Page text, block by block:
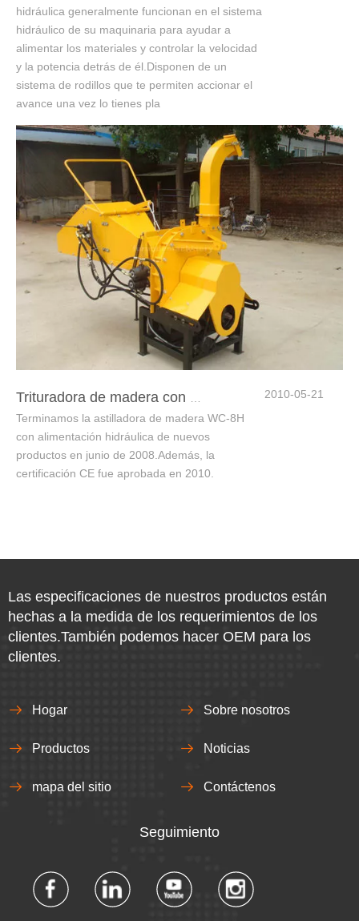
hidráulica generalmente funcionan en el sistema
hidráulico de su maquinaria para ayudar a
alimentar los materiales y controlar la velocidad
y la potencia detrás de él.Disponen de un
sistema de rodillos que te permiten accionar el
avance una vez lo tienes pla
Terminamos la astilladora de madera WC-8H
con alimentación hidráulica de nuevos
productos en junio de 2008.Además, la
certificación CE fue aprobada en 2010.
2010-05-21
Las especificaciones de nuestros productos están
hechas a la medida de los requerimientos de los
clientes.También podemos hacer OEM para los
clientes.
Hogar Sobre nosotros
Productos Noticias
mapa del sitio Contáctenos
Seguimiento​​​​​​​